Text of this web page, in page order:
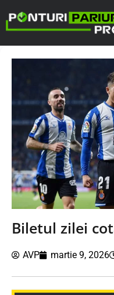
Biletul zilei
AVP martie 9, 2026